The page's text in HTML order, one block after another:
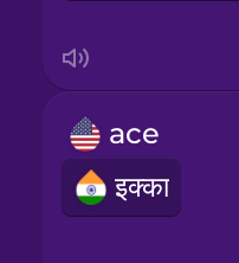
ace
इक्का